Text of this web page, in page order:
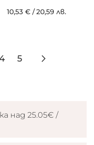
10,53 € /20,59 лв.
Страница
5
над 25.05€ /